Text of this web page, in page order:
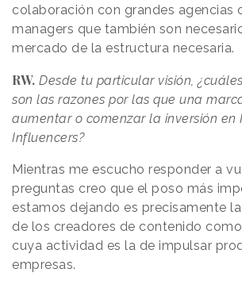
colaboración con grandes agencias
managers que también son
mercado de la estructura necesaria.
RW. Desde tu particular visión,
son las razones por las que una
aumentar o comenzar la inversión en
Influencers?
Mientras me escucho responder a
preguntas creo que el poso más
estamos dejando es precisamente
de los creadores de contenido
cuya actividad es la de impulsar
empresas.